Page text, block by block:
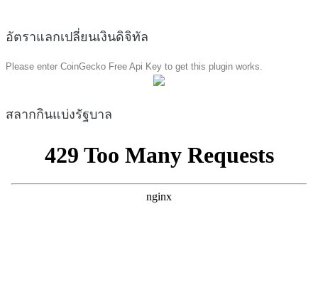
อัตราแลกเปลี่ยนเงินดิจิทัล
Please enter CoinGecko Free Api Key to get this plugin works.
สลากกินแบ่งรัฐบาล